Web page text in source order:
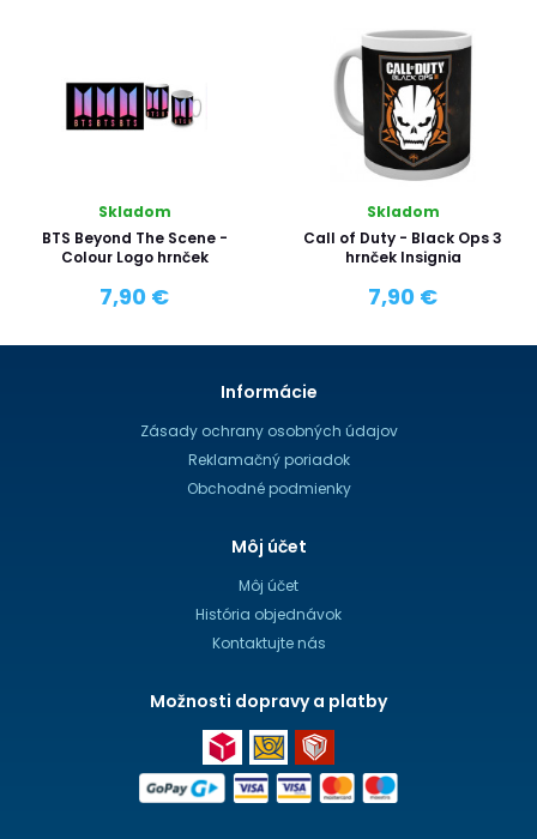
Skladom
BTS Beyond The Scene -
Colour Logo hrnček
7,90 €
Skladom
Call of Duty - Black Ops 3
hrnček Insignia
7,90 €
Informácie
Zásady ochrany osobných údajov
Reklamačný poriadok
Obchodné podmienky
Môj účet
Môj účet
História objednávok
Kontaktujte nás
Možnosti dopravy a platby